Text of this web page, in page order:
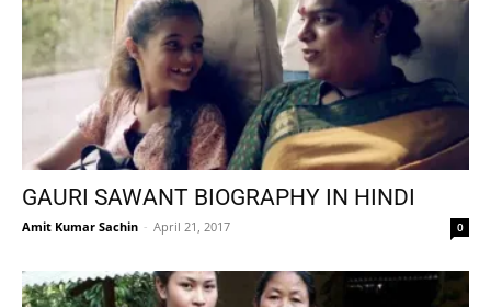
GAURI SAWANT BIOGRAPHY IN HINDI
Amit Kumar Sachin - April 21, 2017 0